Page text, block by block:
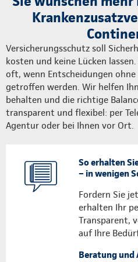
Versicherungsschutz soll
kosten und keine Lücken
oft, wenn Entscheidungen
getroffen werden. Wir helfen
behalten und die richtige
transparent und flexibel: per
Agentur oder bei Ihnen vor Ort.
So erhalten
– in wenigen
Fordern Sie
erhalten Ihr
Transparent,
auf Ihre
Beratung und